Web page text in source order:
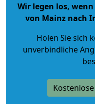
Wir legen los,
von Mainz nach
Holen Sie sich
unverbindliche